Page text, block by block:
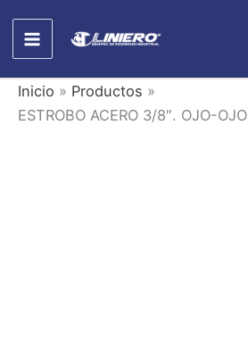
contenido
Inicio
Productos
ESTROBO ACERO 3/8″. OJO-OJO